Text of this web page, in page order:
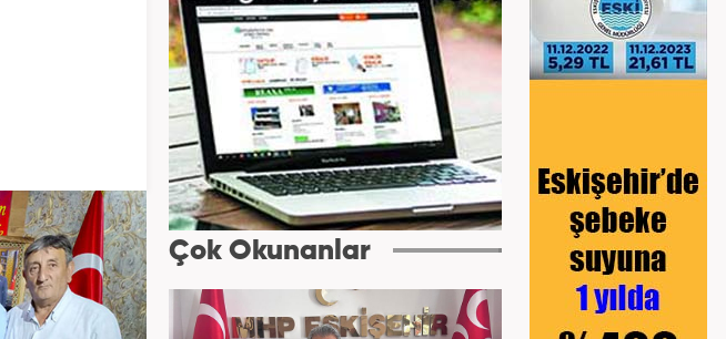
Çok Okunanlar